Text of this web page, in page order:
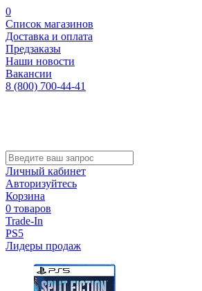
0
Список магазинов
Доставка и оплата
Предзаказы
Наши новости
Вакансии
8 (800) 700-44-41
Личный кабинет
Авторизуйтесь
Корзина
0 товаров
Trade-In
PS5
Лидеры продаж